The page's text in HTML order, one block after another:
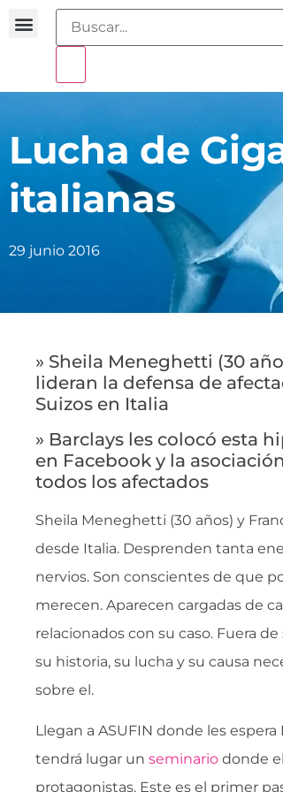
Lucha de
italianas
29 junio 2016
» Sheila Meneghetti (30
lideran la defensa de
Suizos en Italia
» Barclays les colocó esta
en Facebook y la
todos los afectados
Sheila Meneghetti (30 años) y
desde Italia. Desprenden tanta
nervios. Son conscientes de que
merecen. Aparecen cargadas de
relacionados con su caso. Fuera
su historia, su lucha y su causa
sobre el.
Llegan a ASUFIN donde les
tendrá lugar un seminario donde
protagonistas. Este es el primer